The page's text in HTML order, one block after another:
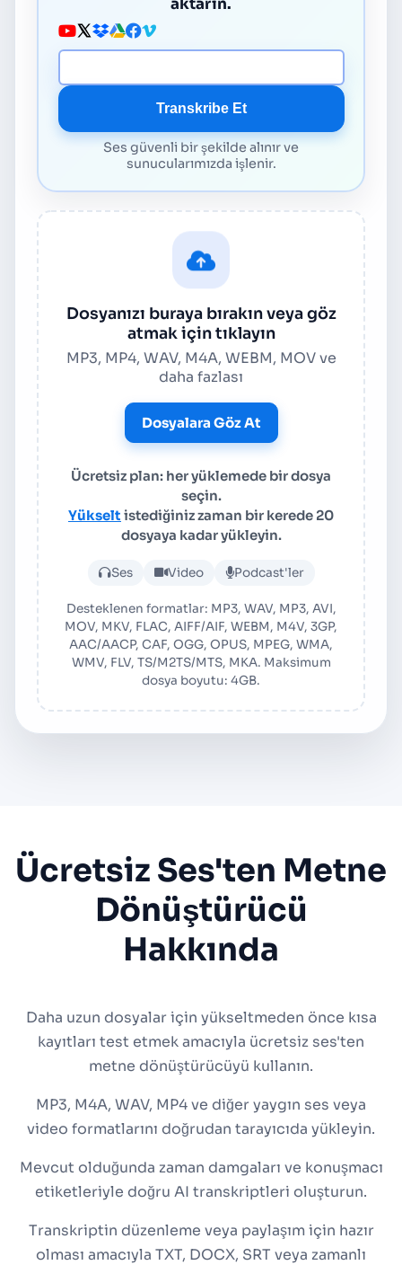
Medya URL
Transkribe Et
Ses güvenli bir şekilde alınır ve
sunucularımızda işlenir.
Dosyanızı buraya bırakın veya göz
atmak için tıklayın
MP3, MP4, WAV, M4A, WEBM, MOV ve
daha fazlası
Dosyalara Göz At
Ücretsiz plan: her yüklemede bir dosya
seçin.
Yükselt istediğiniz zaman bir kerede 20
dosyaya kadar yükleyin.
Ses veya video dosyası
Ses Video Podcast'ler
Desteklenen formatlar: MP3, WAV, MP3, AVI,
MOV, MKV, FLAC, AIFF/AIF, WEBM, M4V, 3GP,
AAC/AACP, CAF, OGG, OPUS, MPEG, WMA,
WMV, FLV, TS/M2TS/MTS, MKA. Maksimum
dosya boyutu: 4GB.
Ücretsiz Ses'ten Metne
Dönüştürücü
Hakkında
Daha uzun dosyalar için yükseltmeden önce kısa
kayıtları test etmek amacıyla ücretsiz ses'ten
metne dönüştürücüyü kullanın.
MP3, M4A, WAV, MP4 ve diğer yaygın ses veya
video formatlarını doğrudan tarayıcıda yükleyin.
Mevcut olduğunda zaman damgaları ve konuşmacı
etiketleriyle doğru AI transkriptleri oluşturun.
Transkriptin düzenleme veya paylaşım için hazır
olması amacıyla TXT, DOCX, SRT veya zamanlı